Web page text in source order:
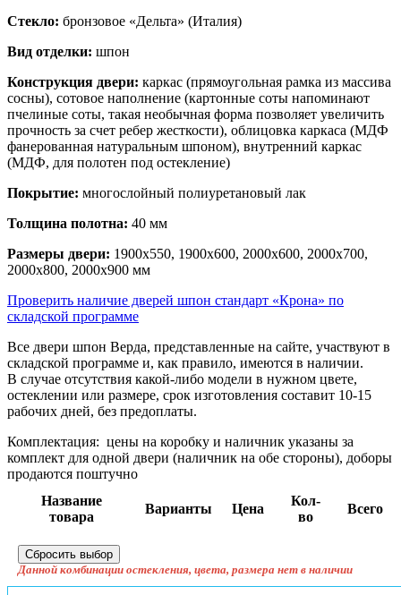
Стекло: бронзовое «Дельта» (Италия)
Вид отделки: шпон
Конструкция двери: каркас (прямоугольная рамка из массива
сосны), сотовое наполнение (картонные соты напоминают
пчелиные соты, такая необычная форма позволяет увеличить
прочность за счет ребер жесткости), облицовка каркаса (МДФ
фанерованная натуральным шпоном), внутренний каркас
(МДФ, для полотен под остекление)
Покрытие: многослойный полиуретановый лак
Толщина полотна: 40 мм
Размеры двери: 1900x550, 1900x600, 2000x600, 2000x700,
2000x800, 2000x900 мм
Проверить наличие дверей шпон стандарт «Крона» по
складской программе
Все двери шпон Верда, представленные на сайте, участвуют в
складской программе и, как правило, имеются в наличии.
В случае отсутствия какой-либо модели в нужном цвете,
остеклении или размере, срок изготовления составит 10-15
рабочих дней, без предоплаты.
Комплектация: цены на коробку и наличник указаны за
комплект для одной двери (наличник на обе стороны), доборы
продаются поштучно
Название
товара
Варианты Цена
Кол-
во
Всего
Данной комбинации остекления, цвета, размера нет в наличии